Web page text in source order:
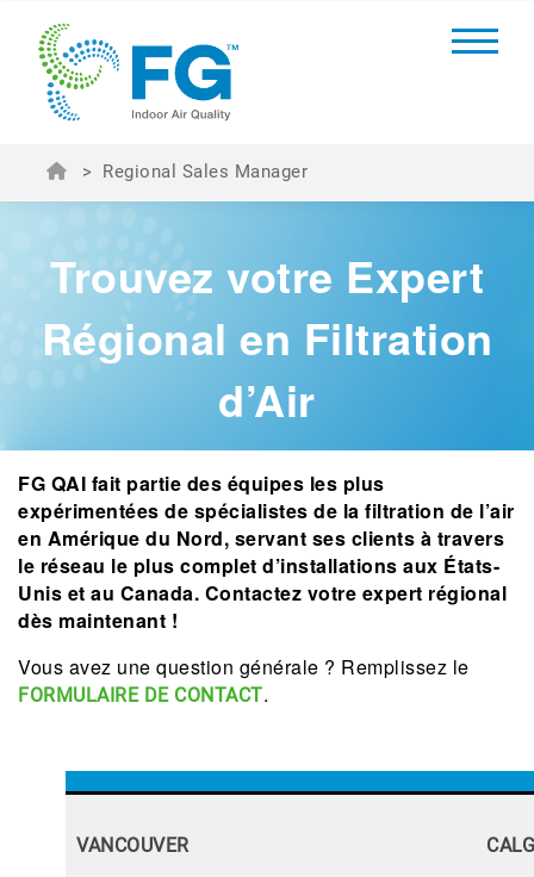
> Regional Sales Manager
Trouvez votre Expert
Régional en Filtration
d’Air
FG QAI fait partie des équipes les plus
expérimentées de spécialistes de la filtration de l’air
en Amérique du Nord, servant ses clients à travers
le réseau le plus complet d’installations aux États-
Unis et au Canada. Contactez votre expert régional
dès maintenant !
Vous avez une question générale ? Remplissez le
FORMULAIRE DE CONTACT.
VANCOUVER